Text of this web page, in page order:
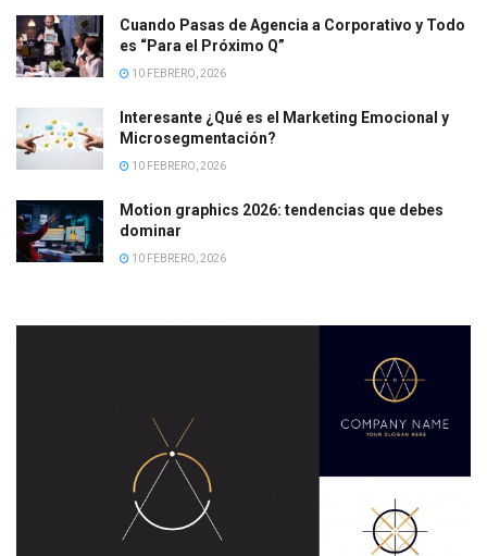
Cuando Pasas de Agencia a Corporativo y Todo
es “Para el Próximo Q”
10 FEBRERO, 2026
Interesante ¿Qué es el Marketing Emocional y
Microsegmentación?
10 FEBRERO, 2026
Motion graphics 2026: tendencias que debes
dominar
10 FEBRERO, 2026